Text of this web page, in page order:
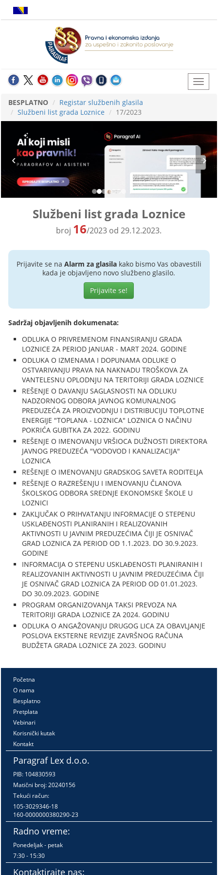
BESPLATNO
Registar službenih glasila
Službeni list grada Loznice
17/2023
Službeni list grada Loznice
broj 16/2023 od 29.12.2023.
Prijavite se na Alarm za glasilakako bismo Vas obavestili
kada je objavljeno novo službeno glasilo.
Prijavite se!
Sadržaj objavljenih dokumenata:
ODLUKA O PRIVREMENOM FINANSIRANJU GRADA
LOZNICE ZA PERIOD JANUAR - MART 2024. GODINE
ODLUKA O IZMENAMA I DOPUNAMA ODLUKE O
OSTVARIVANJU PRAVA NA NAKNADU TROŠKOVA ZA
VANTELESNU OPLODNJU NA TERITORIJI GRADA LOZNICE
REŠENJE O DAVANJU SAGLASNOSTI NA ODLUKU
NADZORNOG ODBORA JAVNOG KOMUNALNOG
PREDUZEĆA ZA PROIZVODNJU I DISTRIBUCIJU TOPLOTNE
ENERGIJE "TOPLANA - LOZNICA" LOZNICA O NAČINU
POKRIĆA GUBITKA ZA 2022. GODINU
REŠENJE O IMENOVANJU VRŠIOCA DUŽNOSTI DIREKTORA
JAVNOG PREDUZEĆA "VODOVOD I KANALIZACIJA"
LOZNICA
REŠENJE O IMENOVANJU GRADSKOG SAVETA RODITELJA
REŠENJE O RAZREŠENJU I IMENOVANJU ČLANOVA
ŠKOLSKOG ODBORA SREDNJE EKONOMSKE ŠKOLE U
LOZNICI
ZAKLJUČAK O PRIHVATANJU INFORMACIJE O STEPENU
USKLAĐENOSTI PLANIRANIH I REALIZOVANIH
AKTIVNOSTI U JAVNIM PREDUZEĆIMA ČIJI JE OSNIVAČ
GRAD LOZNICA ZA PERIOD OD 1.1.2023. DO 30.9.2023.
GODINE
INFORMACIJA O STEPENU USKLAĐENOSTI PLANIRANIH I
REALIZOVANIH AKTIVNOSTI U JAVNIM PREDUZEĆIMA ČIJI
JE OSNIVAČ GRAD LOZNICA ZA PERIOD OD 01.01.2023.
DO 30.09.2023. GODINE
PROGRAM ORGANIZOVANJA TAKSI PREVOZA NA
TERITORIJI GRADA LOZNICE ZA 2024. GODINU
ODLUKA O ANGAŽOVANJU DRUGOG LICA ZA OBAVLJANJE
POSLOVA EKSTERNE REVIZIJE ZAVRŠNOG RAČUNA
BUDŽETA GRADA LOZNICE ZA 2023. GODINU
Početna
O nama
Besplatno
Pretplata
Vebinari
Korisnički kutak
Kontakt
Paragraf Lex d.o.o.
PIB: 104830593
Matični broj: 20240156
Tekući račun:
105-3029346-18
160-0000000380290-23
Radno vreme:
Ponedeljak - petak
7:30 - 15:30
Kontaktirajte nas: